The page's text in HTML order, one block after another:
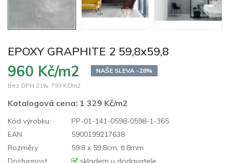
EPOXY GRAPHITE 2 59,8x59,8
960 Kč/m2
NAŠE SLEVA -28%
Bez DPH 21%: 793 Kč/m2
Katalogová cena: 1 329 Kč/m2
Kód výrobku:
PP-01-141-0598-0598-1-365
EAN
5900199217638
Rozměry
59.8 x 59.8cm, tl:8mm
Dostupnost:
skladem u dodavatele